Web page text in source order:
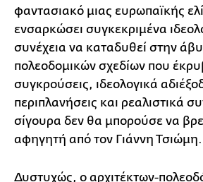
φαντασιακό μιας ευρωπαϊκής
ενσαρκώσει συγκεκριμένα
συνέχεια να καταδυθεί στην
πολεοδομικών σχεδίων που
συγκρούσεις, ιδεολογικά
περιπλανήσεις και ρεαλιστικά
σίγουρα δεν θα μπορούσε να
αφηγητή από τον Γιάννη Τσιώμη.
Δυστυχώς, ο αρχιτέκτων-